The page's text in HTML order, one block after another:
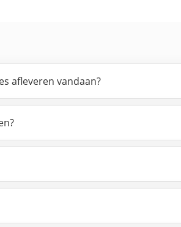
afleveren vandaan?